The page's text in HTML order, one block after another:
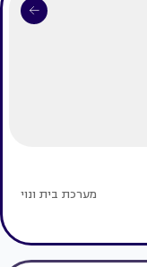
מערכת בית ונוי